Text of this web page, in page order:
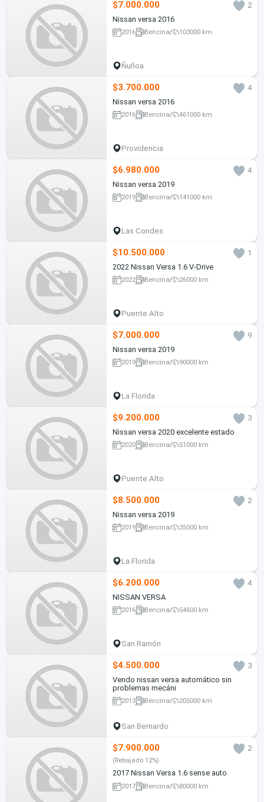
$7.000.000
2
Nissan versa 2016
2016 Bencina 103000 km
Ñuñoa
$3.700.000
4
Nissan versa 2016
2016 Bencina 461000 km
Providencia
$6.980.000
4
Nissan versa 2019
2019 Bencina 141000 km
Las Condes
$10.500.000
1
2022 Nissan Versa 1.6 V-Drive
2022 Bencina 26000 km
Puente Alto
$7.000.000
9
Nissan versa 2019
2019 Bencina 90000 km
La Florida
$9.200.000
3
Nissan versa 2020 excelente estado
2020 Bencina 51000 km
Puente Alto
$8.500.000
2
Nissan versa 2019
2019 Bencina 35000 km
La Florida
$6.200.000
4
NISSAN VERSA
2016 Bencina 54600 km
San Ramón
$4.500.000
3
Vendo nissan versa automático sin
problemas mecáni
2013 Bencina 205000 km
San Bernardo
$7.900.000 2
(Rebajado 12%)
2017 Nissan Versa 1.6 sense auto
2017 Bencina 80000 km